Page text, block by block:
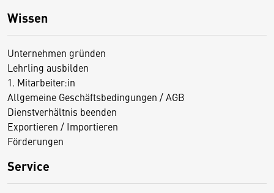
Wissen
Unternehmen gründen
Lehrling ausbilden
1. Mitarbeiter:in
Allgemeine Geschäftsbedingungen / AGB
Dienstverhältnis beenden
Exportieren / Importieren
Förderungen
Service